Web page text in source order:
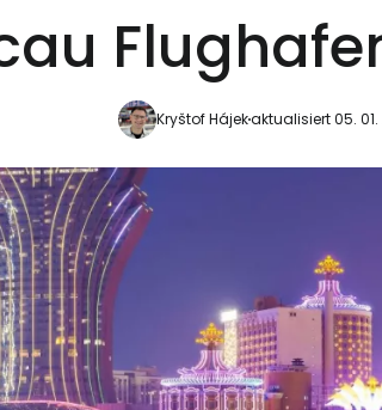
Kryštof Hájekaktualisiert 05. 01.